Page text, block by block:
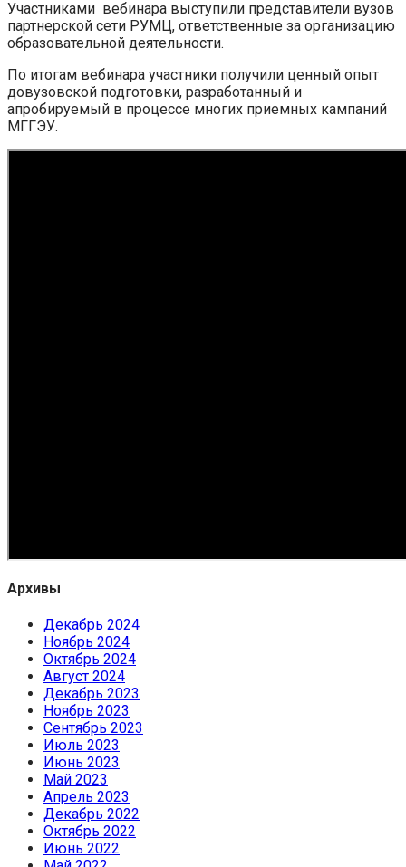
Участниками вебинара выступили представители вузов
партнерской сети РУМЦ, ответственные за организацию
образовательной деятельности.
По итогам вебинара участники получили ценный опыт
довузовской подготовки, разработанный и
апробируемый в процессе многих приемных кампаний
МГГЭУ.
Архивы
Декабрь 2024
Ноябрь 2024
Октябрь 2024
Август 2024
Декабрь 2023
Ноябрь 2023
Сентябрь 2023
Июль 2023
Июнь 2023
Май 2023
Апрель 2023
Декабрь 2022
Октябрь 2022
Июнь 2022